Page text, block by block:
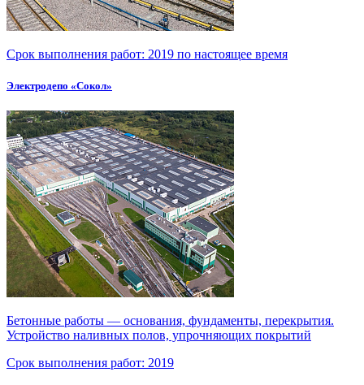
Срок выполнения работ: 2019 по настоящее время
Электродепо «Сокол»
Бетонные работы — основания, фундаменты, перекрытия.
Устройство наливных полов, упрочняющих покрытий
Срок выполнения работ: 2019